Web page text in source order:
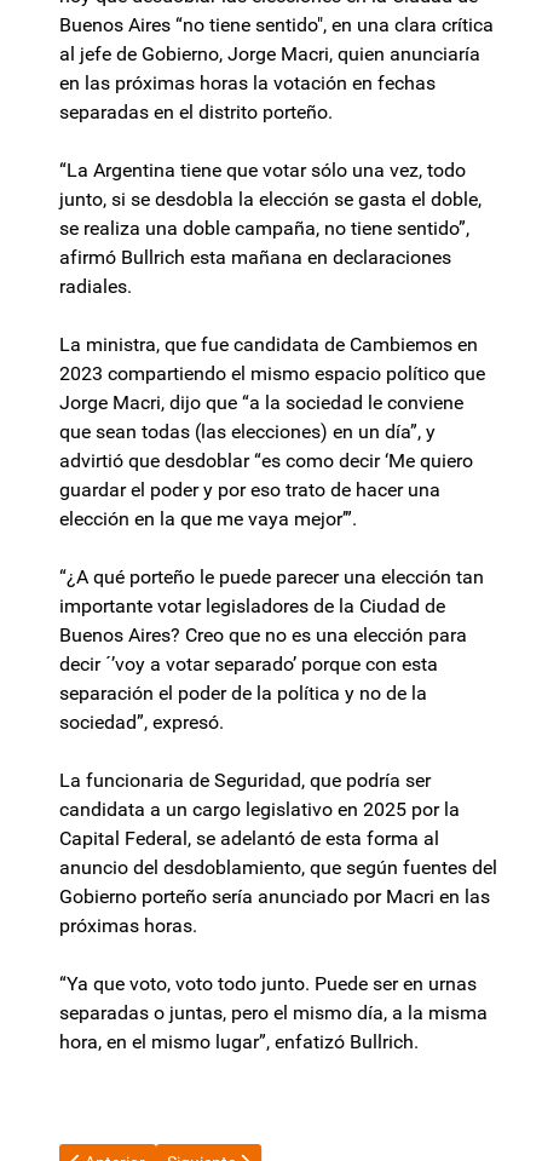
Buenos Aires “no tiene sentido", en una clara crítica
al jefe de Gobierno, Jorge Macri, quien anunciaría
en las próximas horas la votación en fechas
separadas en el distrito porteño.
“La Argentina tiene que votar sólo una vez, todo
junto, si se desdobla la elección se gasta el doble,
se realiza una doble campaña, no tiene sentido”,
afirmó Bullrich esta mañana en declaraciones
radiales.
La ministra, que fue candidata de Cambiemos en
2023 compartiendo el mismo espacio político que
Jorge Macri, dijo que “a la sociedad le conviene
que sean todas (las elecciones) en un día”, y
advirtió que desdoblar “es como decir ‘Me quiero
guardar el poder y por eso trato de hacer una
elección en la que me vaya mejor’”.
“¿A qué porteño le puede parecer una elección tan
importante votar legisladores de la Ciudad de
Buenos Aires? Creo que no es una elección para
decir ´’voy a votar separado’ porque con esta
separación el poder de la política y no de la
sociedad”, expresó.
La funcionaria de Seguridad, que podría ser
candidata a un cargo legislativo en 2025 por la
Capital Federal, se adelantó de esta forma al
anuncio del desdoblamiento, que según fuentes del
Gobierno porteño sería anunciado por Macri en las
próximas horas.
“Ya que voto, voto todo junto. Puede ser en urnas
separadas o juntas, pero el mismo día, a la misma
hora, en el mismo lugar”, enfatizó Bullrich.